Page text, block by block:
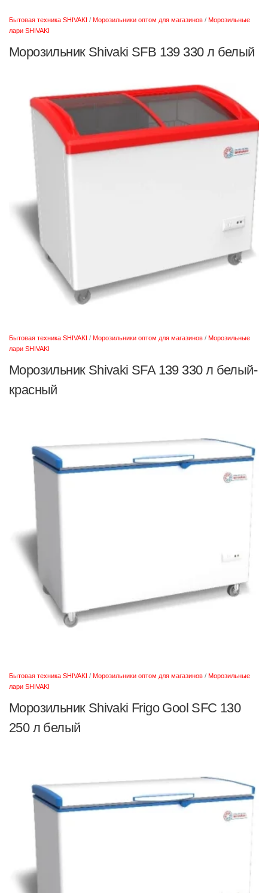
Бытовая техника SHIVAKI / Морозильники оптом для магазинов / Морозильные
лари SHIVAKI
Морозильник Shivaki SFB 139 330 л белый
Бытовая техника SHIVAKI / Морозильники оптом для магазинов / Морозильные
лари SHIVAKI
Морозильник Shivaki SFA 139 330 л белый-
красный
Бытовая техника SHIVAKI / Морозильники оптом для магазинов / Морозильные
лари SHIVAKI
Морозильник Shivaki Frigo Gool SFC 130
250 л белый